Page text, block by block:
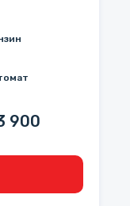
900